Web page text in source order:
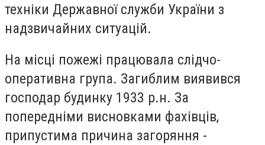
техніки Державної служби України з
надзвичайних ситуацій.
На місці пожежі працювала слідчо-
оперативна група. Загиблим виявився
господар будинку 1933 р.н. За
попередніми висновками фахівців,
припустима причина загоряння -